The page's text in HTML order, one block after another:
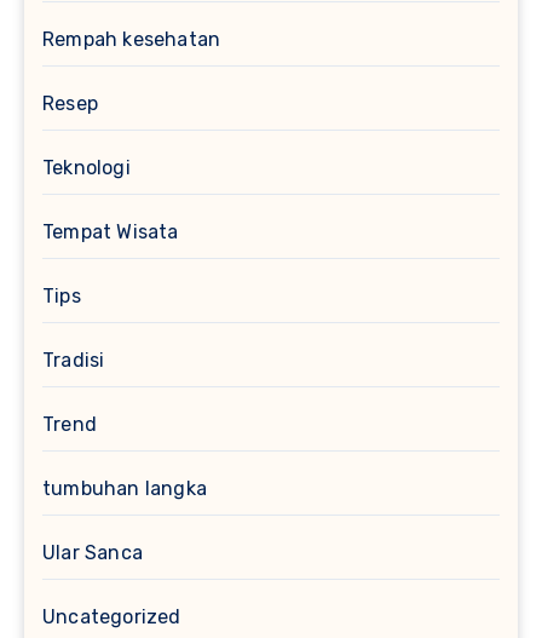
Rempah kesehatan
Resep
Teknologi
Tempat Wisata
Tips
Tradisi
Trend
tumbuhan langka
Ular Sanca
Uncategorized